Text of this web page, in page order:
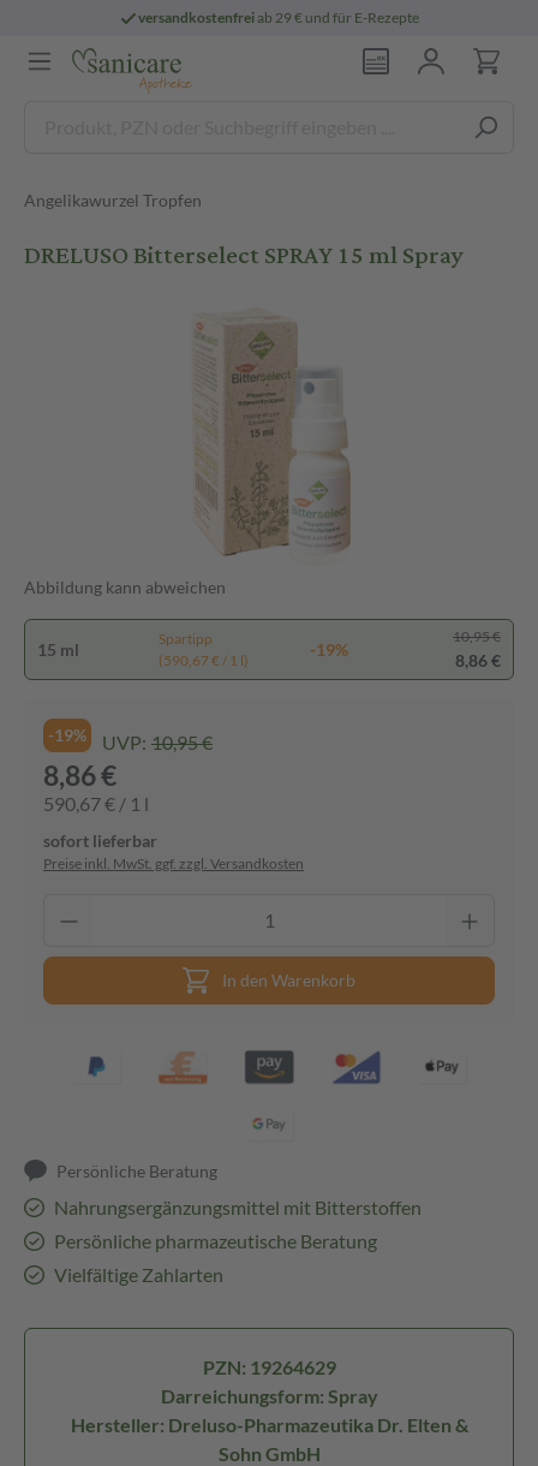
versandkostenfreiab 29 € und für E-Rezepte
Angelikawurzel Tropfen
DRELUSO Bitterselect SPRAY 15 ml Spray
Abbildung kann abweichen
15 ml
Spartipp
(590,67 € / 1 l)
-19%
10,95 €
8,86 €
-19% UVP: 10,95 €
8,86 €
590,67 € / 1 l
sofort lieferbar
Preise inkl. MwSt. ggf. zzgl. Versandkosten
In den Warenkorb
Persönliche Beratung
Nahrungsergänzungsmittel mit Bitterstoffen
Persönliche pharmazeutische Beratung
Vielfältige Zahlarten
PZN: 19264629
Darreichungsform: Spray
Hersteller: Dreluso-Pharmazeutika Dr. Elten &
Sohn GmbH